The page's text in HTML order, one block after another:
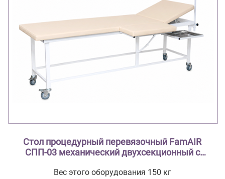
Стол процедурный перевязочный FamAIR
СПП-03 механический двухсекционный с
Вес этого оборудования 150 кг